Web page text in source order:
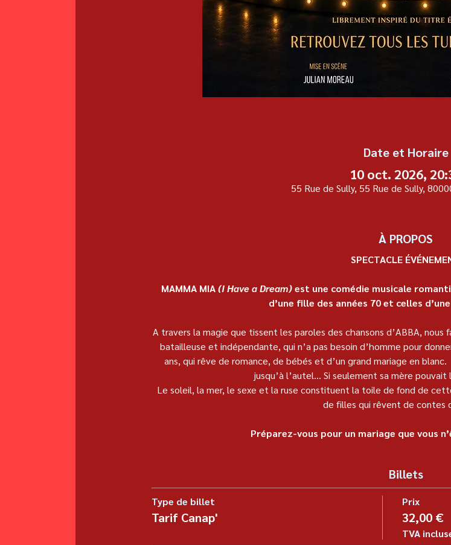
Date et Horaire
10 oct. 2026,
55 Rue de Sully, 55 Rue de Sully,
À PROPOS
SPECTACLE
MAMMA MIA (I Have a Dream) est une comédie musicale
d’une fille des années 70 et celles
A travers la magie que tissent les paroles des chansons d’ABBA, nous
batailleuse et indépendante, qui n’a pas besoin d’homme pour
ans, qui rêve de romance, de bébés et d’un grand mariage en
jusqu’à l’autel… Si seulement sa mère
Le soleil, la mer, le sexe et la ruse constituent la toile de fond de
de filles qui rêvent de contes
Préparez-vous pour un mariage que vous
Billets
Type de billet
Tarif Canap'
Prix
32,00 €
TVA